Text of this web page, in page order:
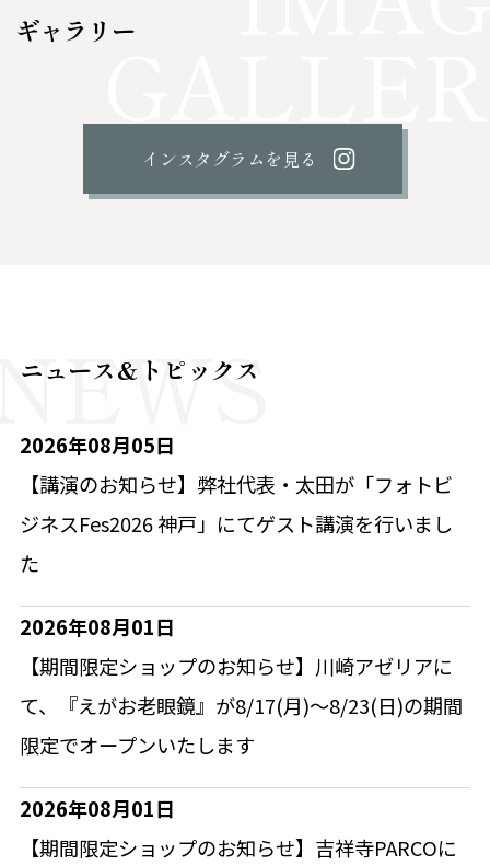
ギャラリー
インスタグラムを見る
ニュース&トピックス
2026年08月05日
【講演のお知らせ】弊社代表・太田が「フォトビ
ジネスFes2026 神戸」にてゲスト講演を行いまし
た
2026年08月01日
【期間限定ショップのお知らせ】川崎アゼリアに
て、『えがお老眼鏡』が8/17(月)～8/23(日)の期間
限定でオープンいたします
2026年08月01日
【期間限定ショップのお知らせ】吉祥寺PARCOに